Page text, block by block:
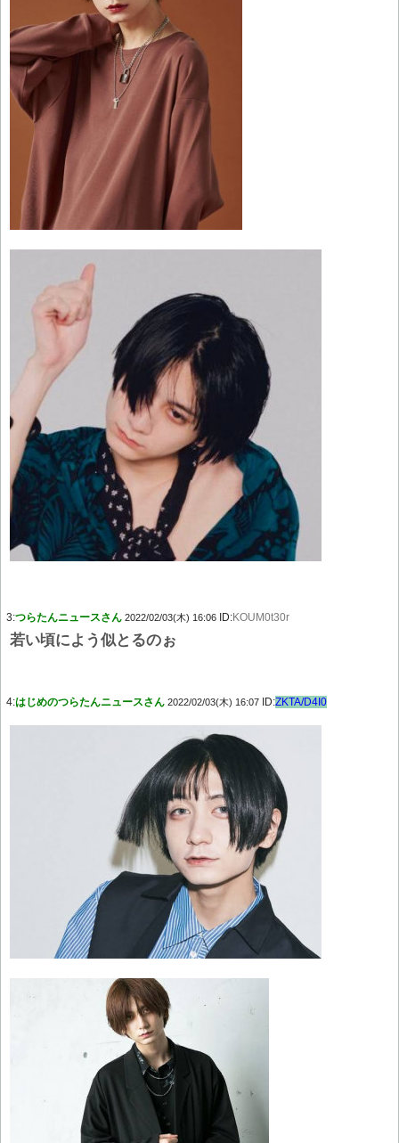
3:つらたんニュースさん 2022/02/03(木) 16:06 ID:KOUM0t30r
若い頃によう似とるのぉ
4:はじめのつらたんニュースさん 2022/02/03(木) 16:07 ID:ZKTA/D4I0